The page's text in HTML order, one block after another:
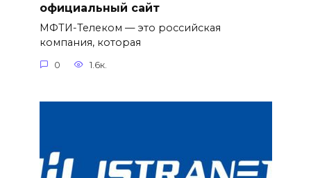
официальный сайт
МФТИ-Телеком — это российская
компания, которая
0 1.6к.